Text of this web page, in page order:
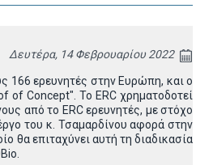
Δευτέρα, 14 Φεβρουαρίου 2022
166 ερευνητές στην Ευρώπη, και ο
of Concept". Το ERC χρηματοδοτεί
από το ERC ερευνητές, με στόχο
του κ. Τσαμαρδίνου αφορά στην
θα επιταχύνει αυτή τη διαδικασία